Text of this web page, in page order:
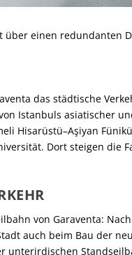
über einen redundanten
das städtische
Istanbuls asiatischer
Hisarüstü–Aşiyan
Dort steigen die
von Garaventa:
auch beim Bau der
unterirdischen